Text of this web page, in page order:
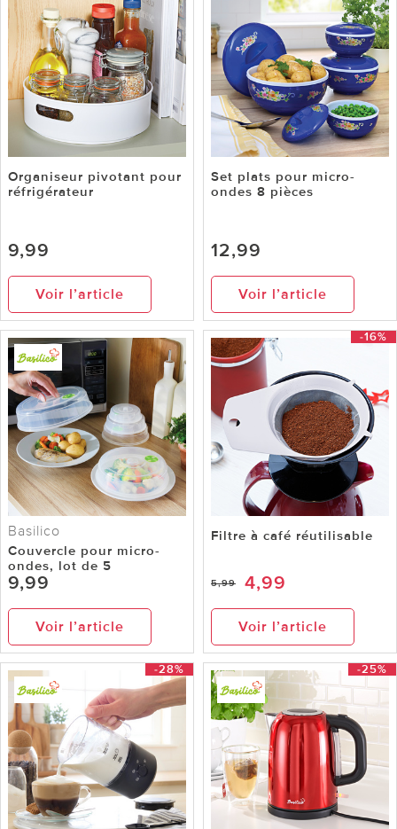
Organiseur pivotant pour
réfrigérateur
9,99
Voir l’article
Set plats pour micro-
ondes 8 pièces
12,99
Voir l’article
Basilico
Couvercle pour micro-
ondes, lot de 5
9,99
Voir l’article
-16%
Filtre à café réutilisable
5,99 4,99
Voir l’article
-28% -25%